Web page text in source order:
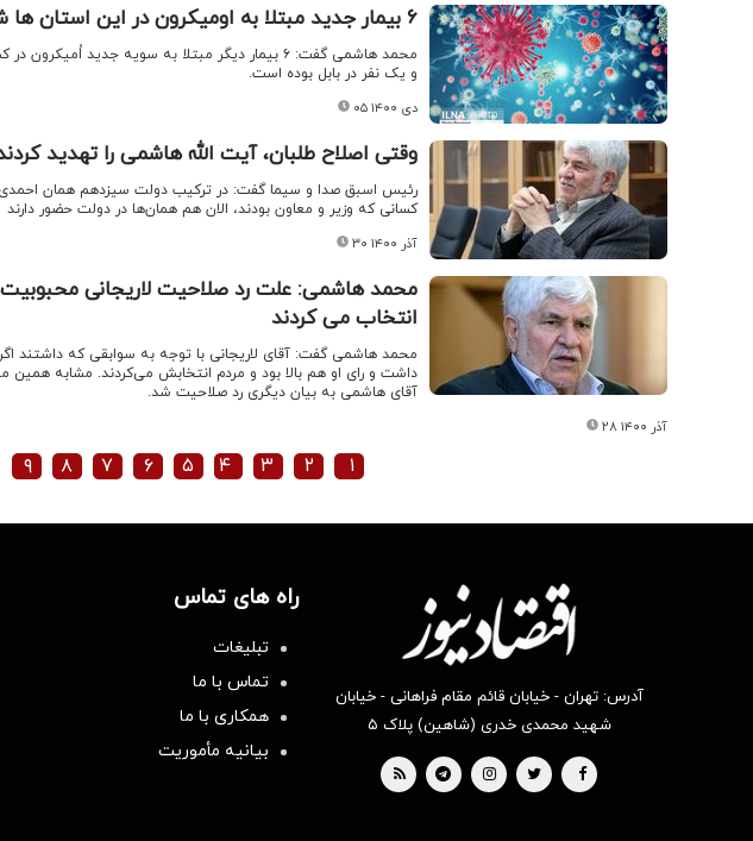
۶ بیمار جدید مبتلا به اومیکرون در این استان ها شناسایی شد
و یک نفر در بابل بوده است.
۰۵ دی ۱۴۰۰
وقتی اصلاح طلبان، آیت الله هاشمی را تهدید
رئیس اسبق صدا و سیما گفت: در ترکیب دولت سیزدهم همان
کسانی که وزیر و معاون بودند، الان هم همان‌ها در دولت حضور دارند
۳۰ آذر ۱۴۰۰
محمد هاشمی: علت رد صلاحیت لاریجانی محبوبیت
انتخاب می کردند
محمد هاشمی گفت: آقای لاریجانی با توجه به سوابقی که داشتند
داشت و رای او هم بالا بود و مردم انتخابش می‌کردند. مشابه همین
آقای هاشمی به بیان دیگری رد صلاحیت شد.
۲۸ آذر ۱۴۰۰
۱ ۲ ۳ ۴ ۵ ۶ ۷ ۸ ۹
آدرس: تهران - خیابان قائم مقام فراهانی - خیابان
شهید محمدی خدری (شاهین) پلاک ۵
راه های تماس
تبلیغات
تماس با ما
همکاری با ما
بیانیه مأموریت